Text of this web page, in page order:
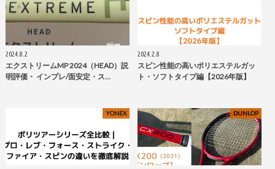
2024.8.2
エクストリームMP 2024（HEAD）説
明評価・ インプレ/面安定・ス…
2024.2.8
スピン性能の高いポリエステルガッ
ト・ソフトタイプ編【2026年版】
YONEX DUNLOP